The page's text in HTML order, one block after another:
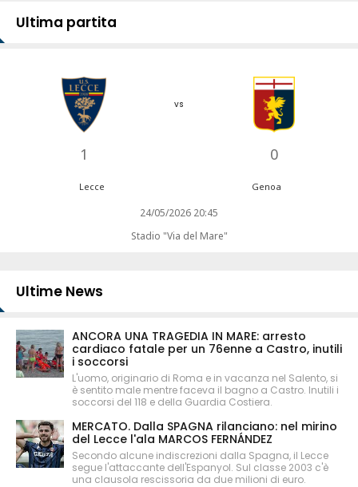
Ultima partita
1
vs
0
Lecce Genoa
24/05/2026 20:45
Stadio "Via del Mare"
Ultime News
ANCORA UNA TRAGEDIA IN MARE: arresto
cardiaco fatale per un 76enne a Castro, inutili
i soccorsi
L'uomo, originario di Roma e in vacanza nel Salento, si
è sentito male mentre faceva il bagno a Castro. Inutili i
soccorsi del 118 e della Guardia Costiera.
MERCATO. Dalla SPAGNA rilanciano: nel mirino
del Lecce l'ala MARCOS FERNÁNDEZ
Secondo alcune indiscrezioni dalla Spagna, il Lecce
segue l'attaccante dell'Espanyol. Sul classe 2003 c'è
una clausola rescissoria da due milioni di euro.